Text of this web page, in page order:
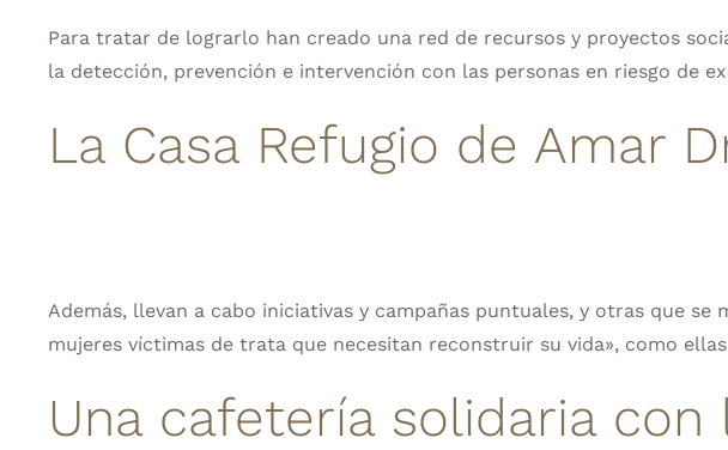
Para tratar de lograrlo han creado una red de recursos y proyectos
la detección, prevención e intervención con las personas en riesgo de
La Casa Refugio de Amar
Además, llevan a cabo iniciativas y campañas puntuales, y otras que se
mujeres víctimas de trata que necesitan reconstruir su vida», como
Una cafetería solidaria